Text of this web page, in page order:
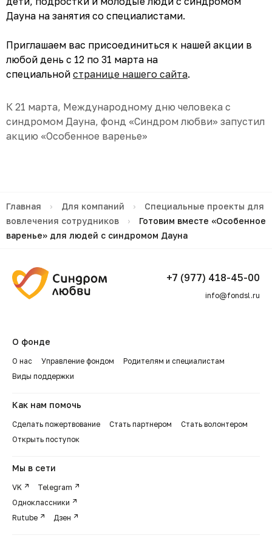
Дауна на занятия со специалистами.
Приглашаем вас присоединиться к нашей акции в
любой день с 12 по 31 марта на
специальной странице нашего сайта.
К 21 марта, Международному дню человека с
синдромом Дауна, фонд «Синдром любви» запустил
акцию «Особенное варенье»
Главная › Для компаний ›
Специальные проекты для
вовлечения сотрудников
›
Готовим вместе «Особенное
варенье» для людей с синдромом Дауна
+7 (977) 418-45-00
info@fondsl.ru
О фонде
О нас Управление фондом
Родителям и специалистам
Виды поддержки
Как нам помочь
Сделать пожертвование Стать партнером
Стать волонтером
Открыть поступок
Мы в сети
VK
Telegram
Одноклассники
Rutube
Дзен